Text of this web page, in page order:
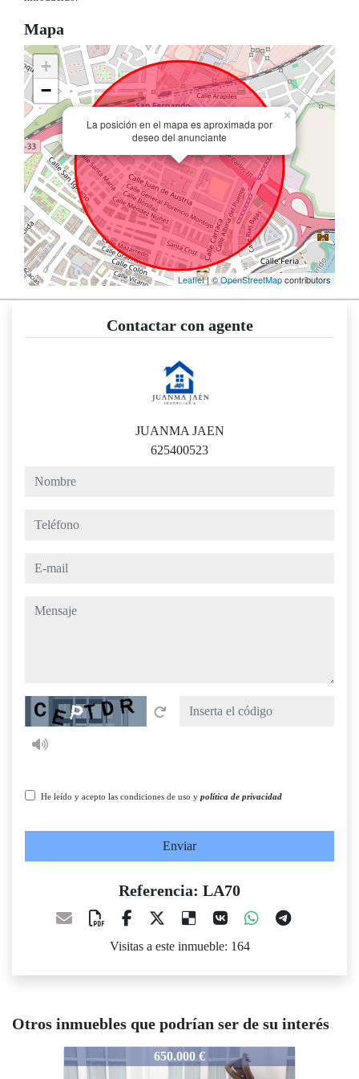
Mapa
La posición en el mapa es aproximada por
deseo del anunciante
×
+
−
Leaflet| ©OpenStreetMapcontributors
Contactar con agente
JUANMA JAEN
625400523
nombre
teléfono
e-mail
mensaje
Captcha
He leído y acepto las condiciones de uso y política de privacidad
Enviar
Referencia: LA70
Visitas a este inmueble: 164
Otros inmuebles que podrían ser de su interés
650.000 € LA70
LA70 350.000 €